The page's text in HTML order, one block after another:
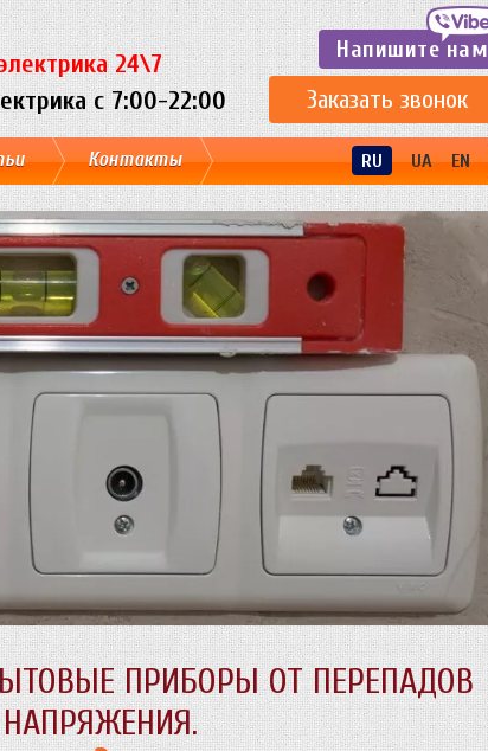
Напишите нам
Заказать звонок
24\7
c 7:00-22:00
Контакты RU UA EN
ПРИБОРЫ ОТ ПЕРЕПАДОВ
НАПРЯЖЕНИЯ.